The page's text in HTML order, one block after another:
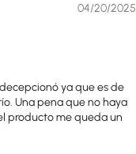
04/20/2025
ya que es de
Una pena que no haya
producto me queda un